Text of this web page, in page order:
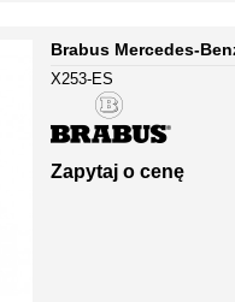
Brabus Mercedes-
X253-ES
Zapytaj o cenę